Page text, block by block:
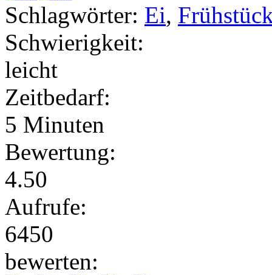
Schlagwörter: Ei,
Schwierigkeit:
leicht
Zeitbedarf:
5 Minuten
Bewertung:
4.50
Aufrufe:
6450
bewerten: